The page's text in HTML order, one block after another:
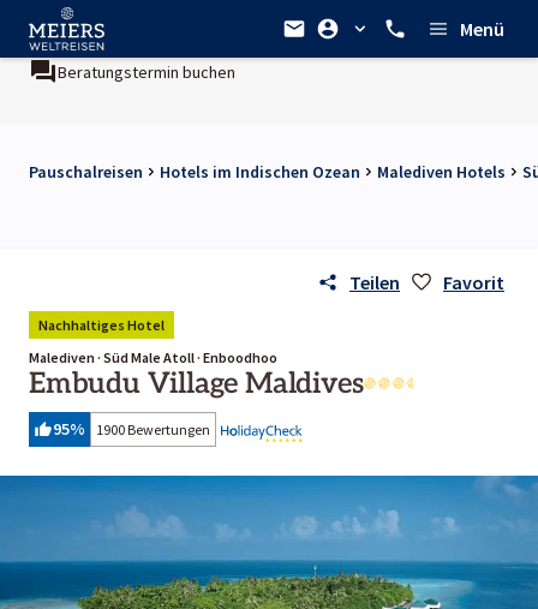
Menü
Beratungstermin buchen
Pauschalreisen Hotels im Indischen Ozean Malediven Hotels
Teilen Favorit
Nachhaltiges Hotel
Malediven · Süd Male Atoll · Enboodhoo
Embudu Village Maldives
95% 1900 Bewertungen